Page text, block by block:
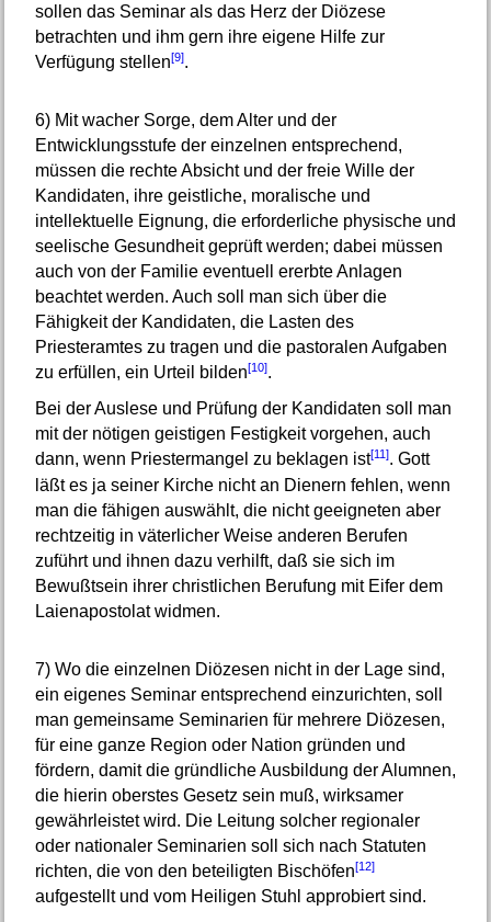
sollen das Seminar als das Herz der Diözese
betrachten und ihm gern ihre eigene Hilfe zur
Verfügung stellen[9].
6)Mit wacher Sorge, dem Alter und der
Entwicklungsstufe der einzelnen entsprechend,
müssen die rechte Absicht und der freie Wille der
Kandidaten, ihre geistliche, moralische und
intellektuelle Eignung, die erforderliche physische und
seelische Gesundheit geprüft werden; dabei müssen
auch von der Familie eventuell ererbte Anlagen
beachtet werden. Auch soll man sich über die
Fähigkeit der Kandidaten, die Lasten des
Priesteramtes zu tragen und die pastoralen Aufgaben
zu erfüllen, ein Urteil bilden[10].
Bei der Auslese und Prüfung der Kandidaten soll man
mit der nötigen geistigen Festigkeit vorgehen, auch
dann, wenn Priestermangel zu beklagen ist[11]. Gott
läßt es ja seiner Kirche nicht an Dienern fehlen, wenn
man die fähigen auswählt, die nicht geeigneten aber
rechtzeitig in väterlicher Weise anderen Berufen
zuführt und ihnen dazu verhilft, daß sie sich im
Bewußtsein ihrer christlichen Berufung mit Eifer dem
Laienapostolat widmen.
7)Wo die einzelnen Diözesen nicht in der Lage sind,
ein eigenes Seminar entsprechend einzurichten, soll
man gemeinsame Seminarien für mehrere Diözesen,
für eine ganze Region oder Nation gründen und
fördern, damit die gründliche Ausbildung der Alumnen,
die hierin oberstes Gesetz sein muß, wirksamer
gewährleistet wird. Die Leitung solcher regionaler
oder nationaler Seminarien soll sich nach Statuten
richten, die von den beteiligten Bischöfen[12]
aufgestellt und vom Heiligen Stuhl approbiert sind.